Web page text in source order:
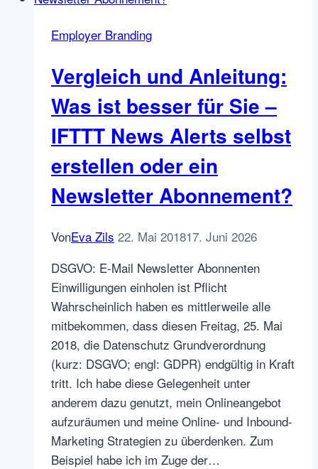
Präsentation
Tutorial
für
Blogbeiträge
Employer Branding
Vergleich und Anleitung:
Was ist besser für Sie –
IFTTT News Alerts selbst
erstellen oder ein
Newsletter Abonnement?
VonEva Zils 22. Mai 201817. Juni 2026
DSGVO: E-Mail Newsletter Abonnenten
Einwilligungen einholen ist Pflicht
Wahrscheinlich haben es mittlerweile alle
mitbekommen, dass diesen Freitag, 25. Mai
2018, die Datenschutz Grundverordnung
(kurz: DSGVO; engl: GDPR) endgültig in Kraft
tritt. Ich habe diese Gelegenheit unter
anderem dazu genutzt, mein Onlineangebot
aufzuräumen und meine Online- und Inbound-
Marketing Strategien zu überdenken. Zum
Beispiel habe ich im Zuge der…